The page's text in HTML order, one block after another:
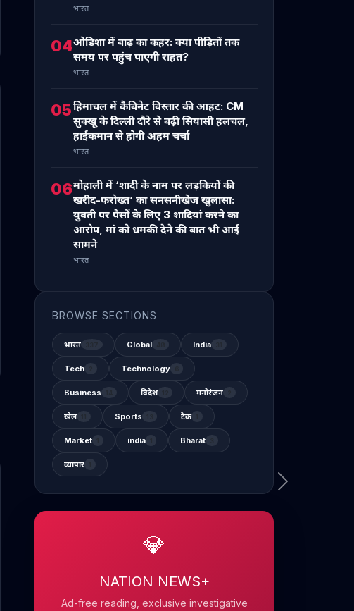
भारत
04ओडिशा में बाढ़ का कहर: क्या पीड़ितों तक
समय पर पहुंच पाएगी राहत?
भारत
05हिमाचल में कैबिनेट विस्तार की आहट: CM
सुक्खू के दिल्ली दौरे से बढ़ी सियासी हलचल,
हाईकमान से होगी अहम चर्चा
भारत
06मोहाली में ‘शादी के नाम पर लड़कियों की
खरीद-फरोख्त’ का सनसनीखेज खुलासा:
युवती पर पैसों के लिए 3 शादियां करने का
आरोप, मां को धमकी देने की बात भी आई
सामने
भारत
BROWSE SECTIONS
भारत Global India
Tech Technology
Business विदेश मनोरंजन
खेल Sports टेक
Market india Bharat
व्यापार
💎
NATION NEWS+
Ad-free reading, exclusive investigative